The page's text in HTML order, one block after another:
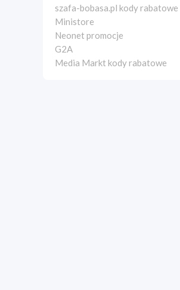
szafa-bobasa.pl kody rabatowe
Ministore
Neonet promocje
G2A
Media Markt kody rabatowe